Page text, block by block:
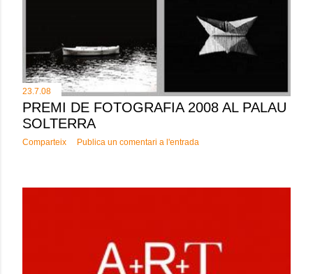
23.7.08
PREMI DE FOTOGRAFIA 2008 AL PALAU
SOLTERRA
Comparteix Publica un comentari a l'entrada